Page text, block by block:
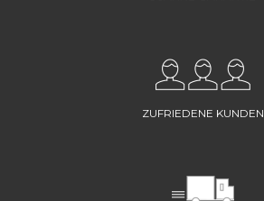
ZUFRIEDENE KUNDEN